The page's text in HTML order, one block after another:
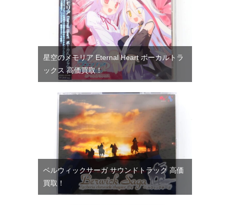
星空のメモリア Eternal Heart ボーカルトラ
ックス 高価買取！
ベルウィックサーガ サウンドトラック 高価
買取！